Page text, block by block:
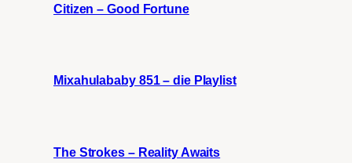
Citizen – Good Fortune
Mixahulababy 851 – die Playlist
The Strokes – Reality Awaits